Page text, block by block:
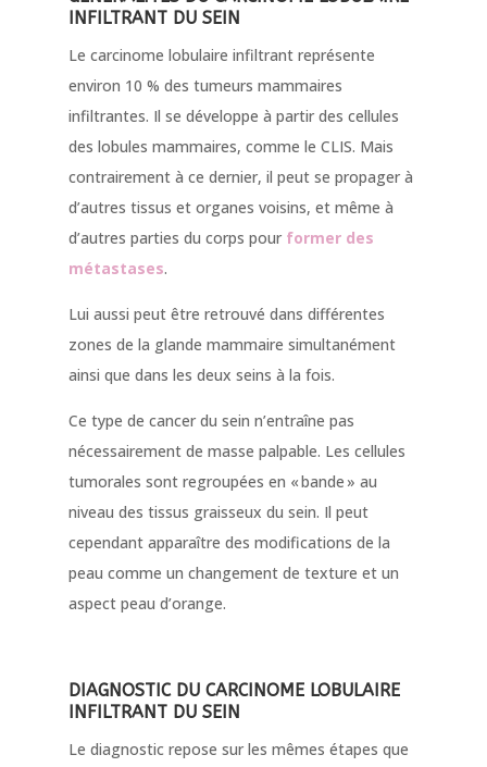
INFILTRANT DU SEIN
Le carcinome lobulaire infiltrant représente
environ 10 % des tumeurs mammaires
infiltrantes. Il se développe à partir des cellules
des lobules mammaires, comme le CLIS. Mais
contrairement à ce dernier, il peut se propager à
d’autres tissus et organes voisins, et même à
d’autres parties du corps pour former des
métastases.
Lui aussi peut être retrouvé dans différentes
zones de la glande mammaire simultanément
ainsi que dans les deux seins à la fois.
Ce type de cancer du sein n’entraîne pas
nécessairement de masse palpable. Les cellules
tumorales sont regroupées en « bande » au
niveau des tissus graisseux du sein. Il peut
cependant apparaître des modifications de la
peau comme un changement de texture et un
aspect peau d’orange.
DIAGNOSTIC DU CARCINOME LOBULAIRE
INFILTRANT DU SEIN
Le diagnostic repose sur les mêmes étapes que